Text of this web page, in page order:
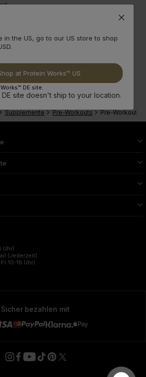
Supplemente Pre-Workouts Pre-Workout
Uhr)
(Jederzeit)
10-18 Uhr)
Sicher bezahlen mit
in the US, go to our US store to shop
at Protein Works™ US
DE site.
site doesn't ship to your location.